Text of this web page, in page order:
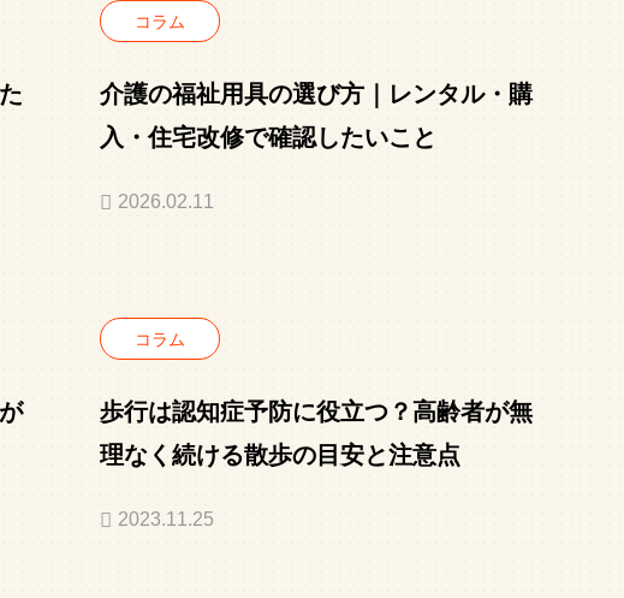
コラム
介護の福祉用具の選び方｜レンタル・購
入・住宅改修で確認したいこと
2026.02.11
コラム
歩行は認知症予防に役立つ？高齢者が無
理なく続ける散歩の目安と注意点
2023.11.25